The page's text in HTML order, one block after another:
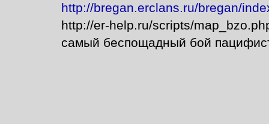
http://bregan.erclans.ru/bregan/
http://er-help.ru/scripts/
самый беспощадный бой